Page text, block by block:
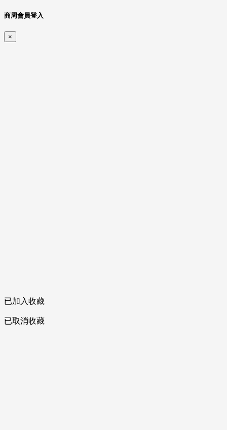
商周會員登入
×
已加入收藏
已取消收藏